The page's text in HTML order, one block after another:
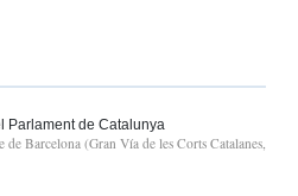
Parlament de Catalunya
de Barcelona (Gran Vía de les Corts Catalanes,